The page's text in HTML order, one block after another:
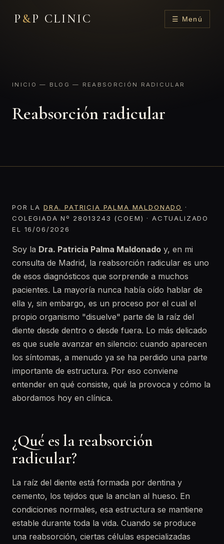
P &P CLINIC ☰ Menú
INICIO — BLOG — REABSORCIÓN RADICULAR
Reabsorción radicular
POR LA DRA. PATRICIA PALMA MALDONADO
·
COLEGIADA Nº 28013243 (COEM) · ACTUALIZADO
EL 16/06/2026
Soy la Dra. Patricia Palma Maldonado y, en mi
consulta de Madrid, la reabsorción radicular es uno
de esos diagnósticos que sorprende a muchos
pacientes. La mayoría nunca había oído hablar de
ella y, sin embargo, es un proceso por el cual el
propio organismo "disuelve" parte de la raíz del
diente desde dentro o desde fuera. Lo más delicado
es que suele avanzar en silencio: cuando aparecen
los síntomas, a menudo ya se ha perdido una parte
importante de estructura. Por eso conviene
entender en qué consiste, qué la provoca y cómo la
abordamos hoy en clínica.
¿Qué es la reabsorción
radicular?
La raíz del diente está formada por dentina y
cemento, los tejidos que la anclan al hueso. En
condiciones normales, esa estructura se mantiene
estable durante toda la vida. Cuando se produce
una reabsorción, ciertas células especializadas